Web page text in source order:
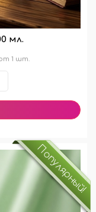
мл.
1 шт.
Популярный!